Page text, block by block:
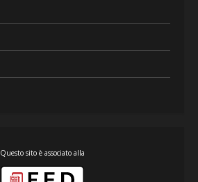
Questo sito è associato alla